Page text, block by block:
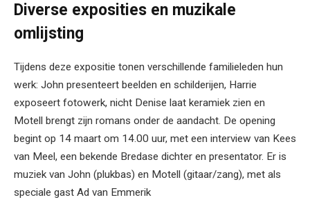
Diverse exposities en muzikale
omlijsting
Tijdens deze expositie tonen verschillende familieleden hun
werk: John presenteert beelden en schilderijen, Harrie
exposeert fotowerk, nicht Denise laat keramiek zien en
Motell brengt zijn romans onder de aandacht. De opening
begint op 14 maart om 14.00 uur, met een interview van Kees
van Meel, een bekende Bredase dichter en presentator. Er is
muziek van John (plukbas) en Motell (gitaar/zang), met als
speciale gast Ad van Emmerik